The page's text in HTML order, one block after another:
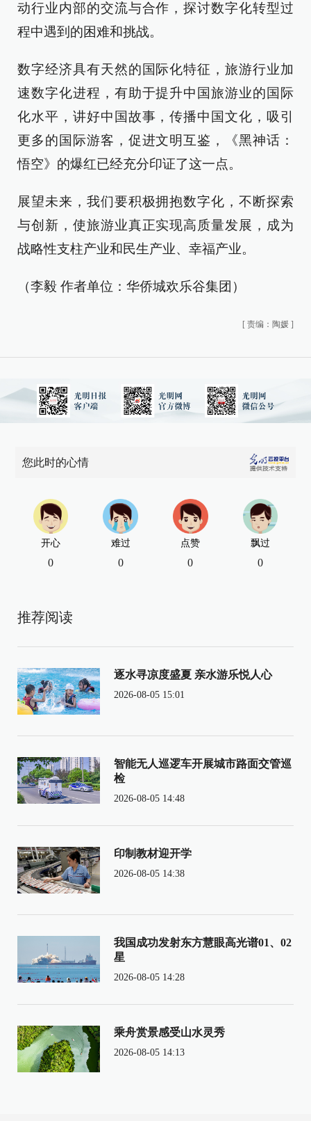
动行业内部的交流与合作，探讨数字化转型过
程中遇到的困难和挑战。
数字经济具有天然的国际化特征，旅游行业加
速数字化进程，有助于提升中国旅游业的国际
化水平，讲好中国故事，传播中国文化，吸引
更多的国际游客，促进文明互鉴，《黑神话：
悟空》的爆红已经充分印证了这一点。
展望未来，我们要积极拥抱数字化，不断探索
与创新，使旅游业真正实现高质量发展，成为
战略性支柱产业和民生产业、幸福产业。
（李毅 作者单位：华侨城欢乐谷集团）
[ 责编：陶媛 ]
您此时的心情
开心
0
难过
0
点赞
0
飘过
0
推荐阅读
逐水寻凉度盛夏 亲水游乐悦人心
2026-08-05 15:01
智能无人巡逻车开展城市路面交管巡
检
2026-08-05 14:48
印制教材迎开学
2026-08-05 14:38
我国成功发射东方慧眼高光谱01、02
星
2026-08-05 14:28
乘舟赏景感受山水灵秀
2026-08-05 14:13